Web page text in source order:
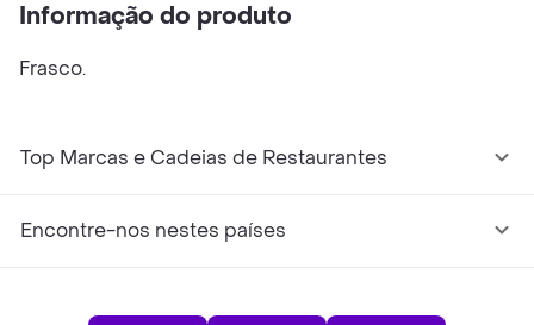
Informação do produto
Frasco.
Top Marcas e Cadeias de Restaurantes
Encontre-nos nestes países